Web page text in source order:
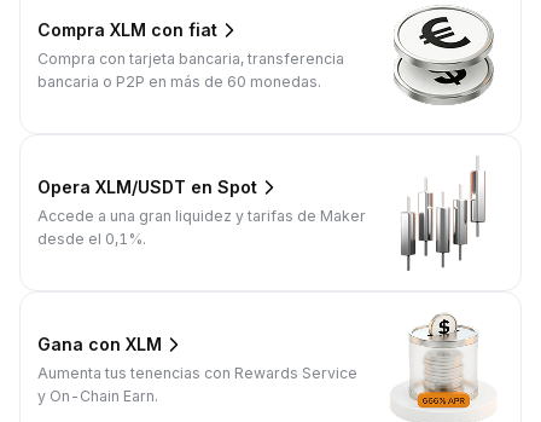
Compra XLM con fiat
Compra con tarjeta bancaria, transferencia
bancaria o P2P en más de 60 monedas.
Opera XLM/USDT en Spot
Accede a una gran liquidez y tarifas de Maker
desde el 0,1%.
Gana con XLM
Aumenta tus tenencias con Rewards Service
y On-Chain Earn.